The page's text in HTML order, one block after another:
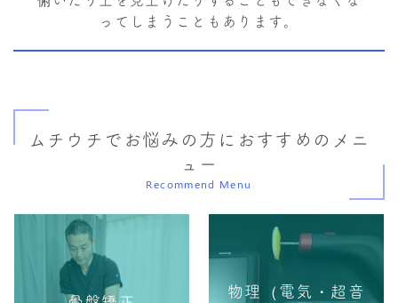
ってしまうこともあります。
ムチウチでお悩みの方におすすめのメニ
ュー
Recommend Menu
物理（電気・超音